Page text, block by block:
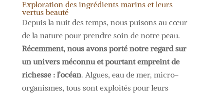
Exploration des ingrédients marins et leurs
vertus beauté
Depuis la nuit des temps, nous puisons au cœur
de la nature pour prendre soin de notre peau.
Récemment, nous avons porté notre regard sur
un univers méconnu et pourtant empreint de
richesse : l’océan. Algues, eau de mer, micro-
organismes, tous sont exploités pour leurs